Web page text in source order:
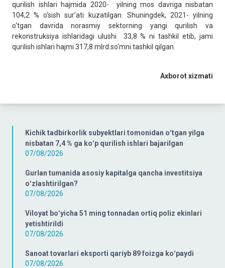
Kichik tadbirkorlik subyektlari tomonidan oʻtgan yilga
nisbatan 7,4 % ga koʻp qurilish ishlari bajarilgan
07/08/2026
Gurlan tumanida asosiy kapitalga qancha investitsiya
oʻzlashtirilgan?
07/08/2026
Viloyat boʻyicha 51 ming tonnadan ortiq poliz ekinlari
yetishtirildi
07/08/2026
Sanoat tovarlari eksporti qariyb 89 foizga koʻpaydi
07/08/2026
qurilish ishlari hajmida 2020- yilning mos davriga nisbatan
104,2 % o‘sish sur’ati kuzatilgan. Shuningdek, 2021- yilning
o‘tgan davrida norasmiy sektorning yangi qurilish va
rekonstruksiya ishlaridagi ulushi 33,8 % ni tashkil etib, jami
qurilish ishlari hajmi 317,8 mlrd.so‘mni tashkil qilgan.
Axborot xizmati